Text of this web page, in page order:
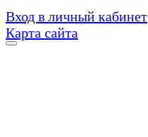
Вход в личный кабинет
Карта сайта